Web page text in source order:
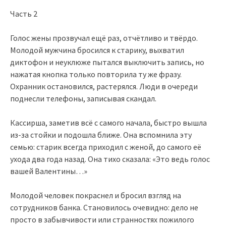
Часть 2
Голос жены прозвучал ещё раз, отчётливо и твёрдо.
Молодой мужчина бросился к старику, выхватил
диктофон и неуклюже пытался выключить запись, но
нажатая кнопка только повторила ту же фразу.
Охранник остановился, растерялся. Люди в очереди
поднесли телефоны, записывая скандал.
Кассирша, заметив всё с самого начала, быстро вышла
из-за стойки и подошла ближе. Она вспомнила эту
семью: старик всегда приходил с женой, до самого её
ухода два года назад. Она тихо сказала: «Это ведь голос
вашей Валентины…»
Молодой человек покраснел и бросил взгляд на
сотрудников банка. Становилось очевидно: дело не
просто в забывчивости или странностях пожилого